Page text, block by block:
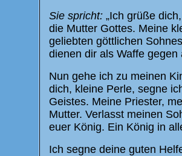
Sie spricht: „Ich grüße
die Mutter Gottes. Meine
geliebten göttlichen
dienen dir als Waffe
Nun gehe ich zu meinen
dich, kleine Perle, segne
Geistes. Meine Priester,
Mutter. Verlasst meinen
euer König. Ein König in
Ich segne deine guten